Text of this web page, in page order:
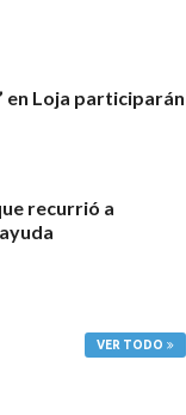
en Loja participarán
recurrió a
VER TODO